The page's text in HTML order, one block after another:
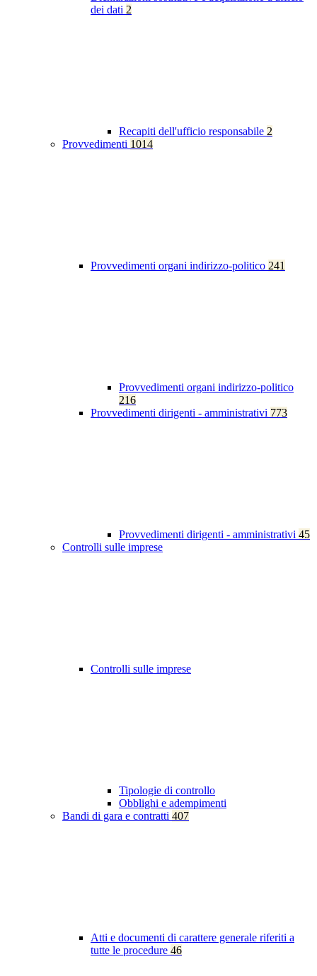
dei dati 2
Recapiti dell'ufficio responsabile 2
Provvedimenti 1014
Provvedimenti organi indirizzo-politico 241
Provvedimenti organi indirizzo-politico
216
Provvedimenti dirigenti - amministrativi 773
Provvedimenti dirigenti - amministrativi 45
Controlli sulle imprese
Controlli sulle imprese
Tipologie di controllo
Obblighi e adempimenti
Bandi di gara e contratti 407
Atti e documenti di carattere generale riferiti a
tutte le procedure 46